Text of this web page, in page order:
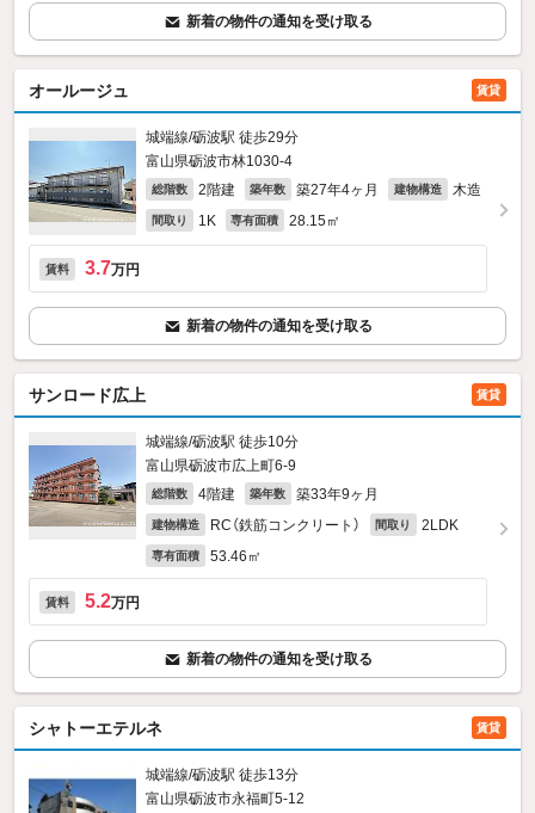
新着の物件の通知を受け取る
オールージュ 賃貸
城端線/砺波駅 徒歩29分
富山県砺波市林1030‐4
総階数 2階建 築年数 築27年4ヶ月 建物構造 木造
間取り 1K 専有面積 28.15㎡
賃料 3.7万円
新着の物件の通知を受け取る
サンロード広上 賃貸
城端線/砺波駅 徒歩10分
富山県砺波市広上町6-9
総階数 4階建 築年数 築33年9ヶ月
建物構造 RC（鉄筋コンクリート） 間取り 2LDK
専有面積 53.46㎡
賃料 5.2万円
新着の物件の通知を受け取る
シャトーエテルネ 賃貸
城端線/砺波駅 徒歩13分
富山県砺波市永福町5-12